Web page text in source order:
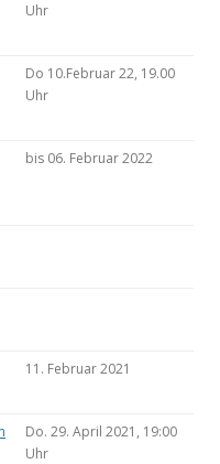
Uhr
Do 10.Februar 22, 19.00
Uhr
bis 06. Februar 2022
11. Februar 2021
Do. 29. April 2021, 19:00
Uhr